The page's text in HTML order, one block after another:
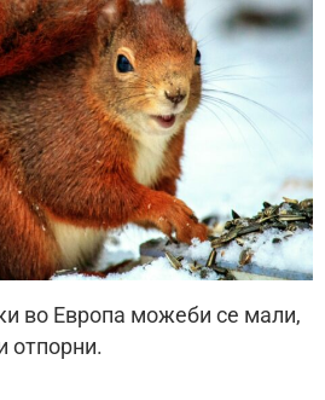
во Европа можеби се мали,
отпорни.